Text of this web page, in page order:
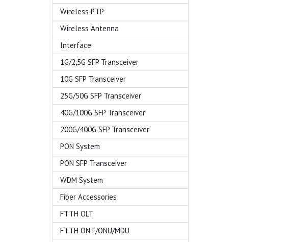
Wireless PTP
Wireless Antenna
Interface
1G/2,5G SFP Transceiver
10G SFP Transceiver
25G/50G SFP Transceiver
40G/100G SFP Transceiver
200G/400G SFP Transceiver
PON System
PON SFP Transceiver
WDM System
Fiber Accessories
FTTH OLT
FTTH ONT/ONU/MDU